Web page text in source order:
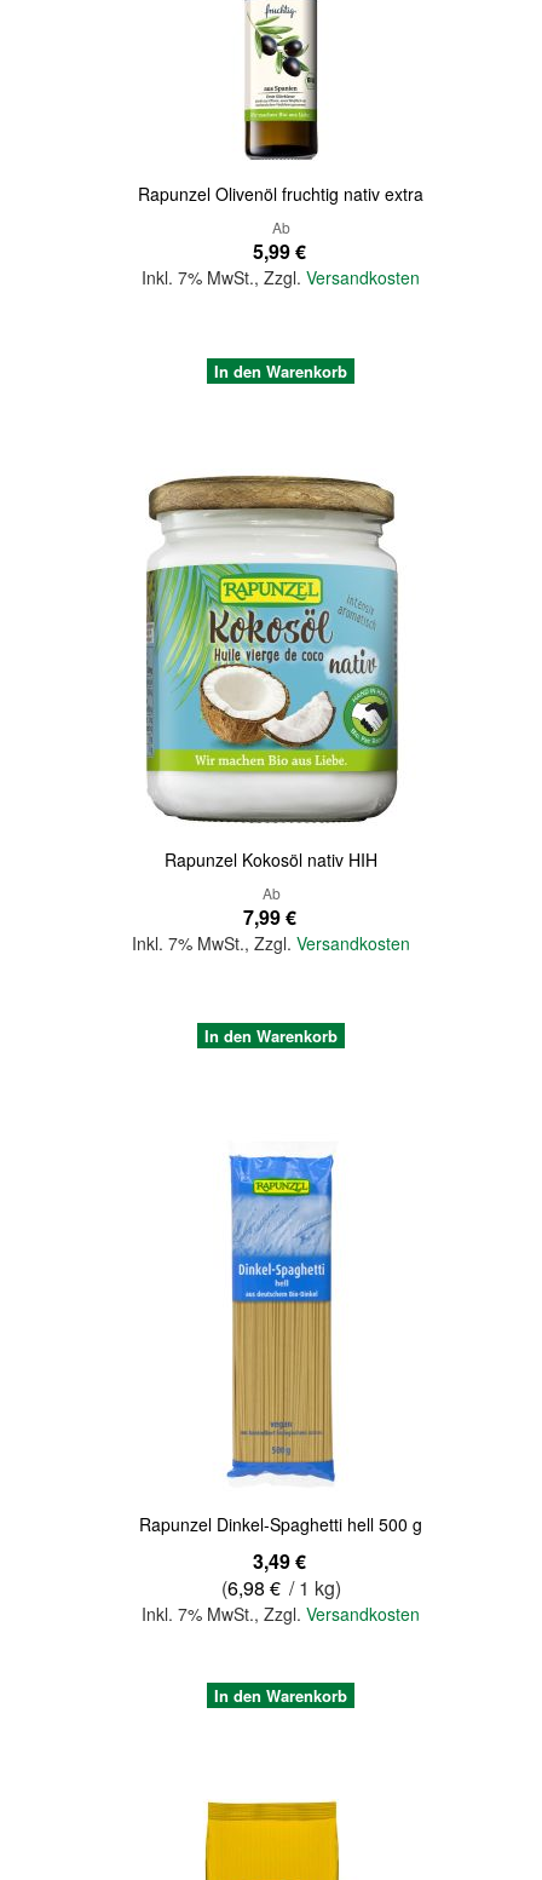
Rapunzel Olivenöl fruchtig nativ extra
Ab
5,99 €
Inkl. 7% MwSt.,Zzgl.Versandkosten
In den Warenkorb
Rapunzel Kokosöl nativ HIH
Ab
7,99 €
Inkl. 7% MwSt., Zzgl. Versandkosten
In den Warenkorb
Rapunzel Dinkel-Spaghetti hell 500 g
3,49 €
(6,98 € / 1 kg)
Inkl. 7% MwSt.,Zzgl.Versandkosten
In den Warenkorb